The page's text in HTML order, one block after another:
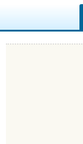
با پرواز به سرینگر
به سوی منطقه
سبک نیم ساعته به